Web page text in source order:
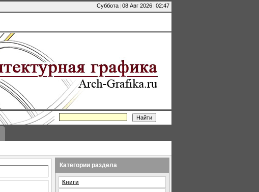
Суббота | 08 Авг 2026 | 02:47
Категории раздела
Книги